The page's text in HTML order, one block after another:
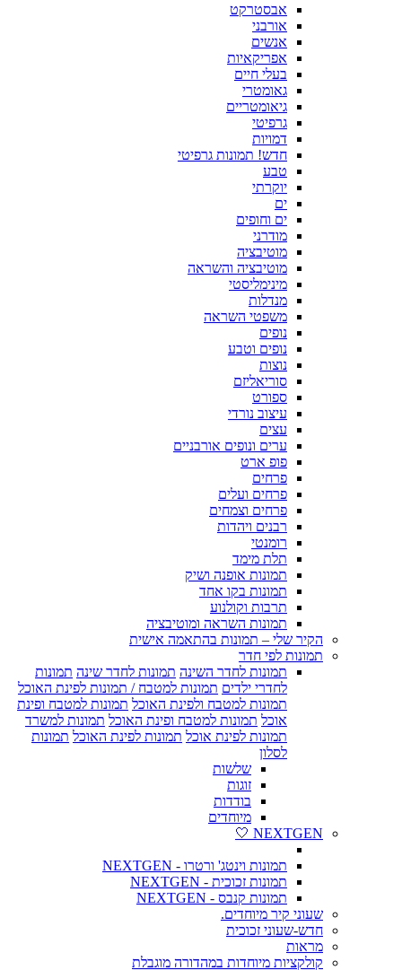
אבסטרקט
אורבני
אנשים
אפריקאיות
בעלי חיים
גאומטרי
גיאומטריים
גרפיטי
דמויות
חדש! תמונות גרפיטי
טבע
יוקרתי
ים
ים וחופים
מודרני
מוטיבציה
מוטיבציה והשראה
מינימליסטי
מנדלות
משפטי השראה
נופים
נופים וטבע
נוצות
סוריאליזם
ספורט
עיצוב נורדי
עצים
ערים ונופים אורבניים
פופ ארט
פרחים
פרחים ועלים
פרחים וצמחים
רבנים ויהדות
רומנטי
תלת מימד
תמונות אופנה ושיק
תמונות בקו אחד
תרבות וקולנוע
תמונות השראה ומוטיבציה
הקיר שלי – תמונות בהתאמה אישית
תמונות לפי חדר
תמונות לחדר השינה תמונות לחדר שינה תמונות
לחדרי ילדים תמונות למטבח / תמונות לפינת האוכל
תמונות למטבח ולפינת האוכל תמונות למטבח ופינת
אוכל תמונות למטבח ופינת האוכל תמונות למשרד
תמונות לפינת אוכל תמונות לפינת האוכל תמונות
לסלון
שלשות
זוגות
בודדות
מיוחדים
NEXTGEN 🤍
תמונות וינטג' ורטרו - NEXTGEN
תמונות זכוכית - NEXTGEN
תמונות קנבס - NEXTGEN
שעוני קיר מיוחדים.
חדש-שעוני זכוכית
מראות
קולקציות מיוחדות במהדורה מוגבלת